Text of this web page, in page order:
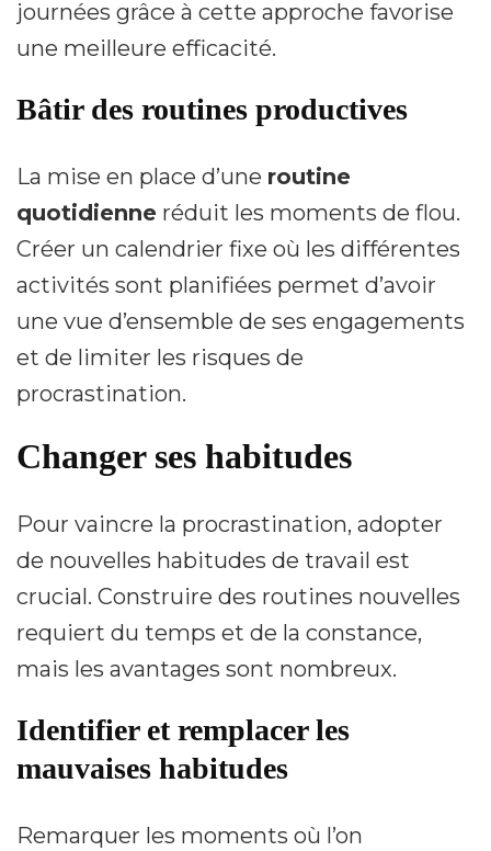
journées grâce à cette approche favorise
une meilleure efficacité.
Bâtir des routines productives
La mise en place d’une routine
quotidienne réduit les moments de flou.
Créer un calendrier fixe où les différentes
activités sont planifiées permet d’avoir
une vue d’ensemble de ses engagements
et de limiter les risques de
procrastination.
Changer ses habitudes
Pour vaincre la procrastination, adopter
de nouvelles habitudes de travail est
crucial. Construire des routines nouvelles
requiert du temps et de la constance,
mais les avantages sont nombreux.
Identifier et remplacer les
mauvaises habitudes
Remarquer les moments où l’on